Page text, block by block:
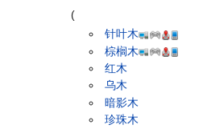
(
针叶木
棕榈木
红木
乌木
暗影木
珍珠木